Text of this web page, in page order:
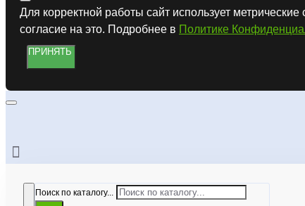
Для корректной работы сайт использует
согласие на это. Подробнее в Политике
ПРИНЯТЬ
Поиск по каталогу...